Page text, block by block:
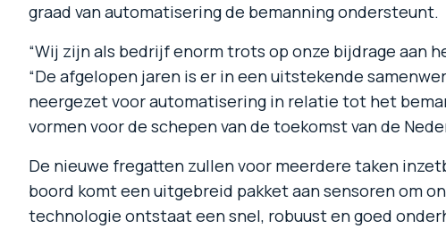
graad van automatisering de bemanning ondersteunt.
“Wij zijn als bedrijf enorm trots op onze bijdrage aan
“De afgelopen jaren is er in een uitstekende
neergezet voor automatisering in relatie tot het
vormen voor de schepen van de toekomst van de
De nieuwe fregatten zullen voor meerdere taken
boord komt een uitgebreid pakket aan sensoren om
technologie ontstaat een snel, robuust en goed